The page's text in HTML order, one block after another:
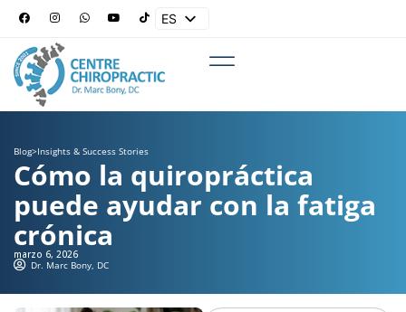
ES
Blog>Insights & Success Stories
Cómo la quiropráctica
puede ayudar con la fatiga
crónica
marzo 6, 2026
Dr. Marc Bony, DC